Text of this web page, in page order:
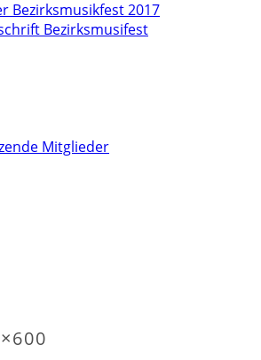
Bezirksmusikfest 2017
Bezirksmusifest
Mitglieder